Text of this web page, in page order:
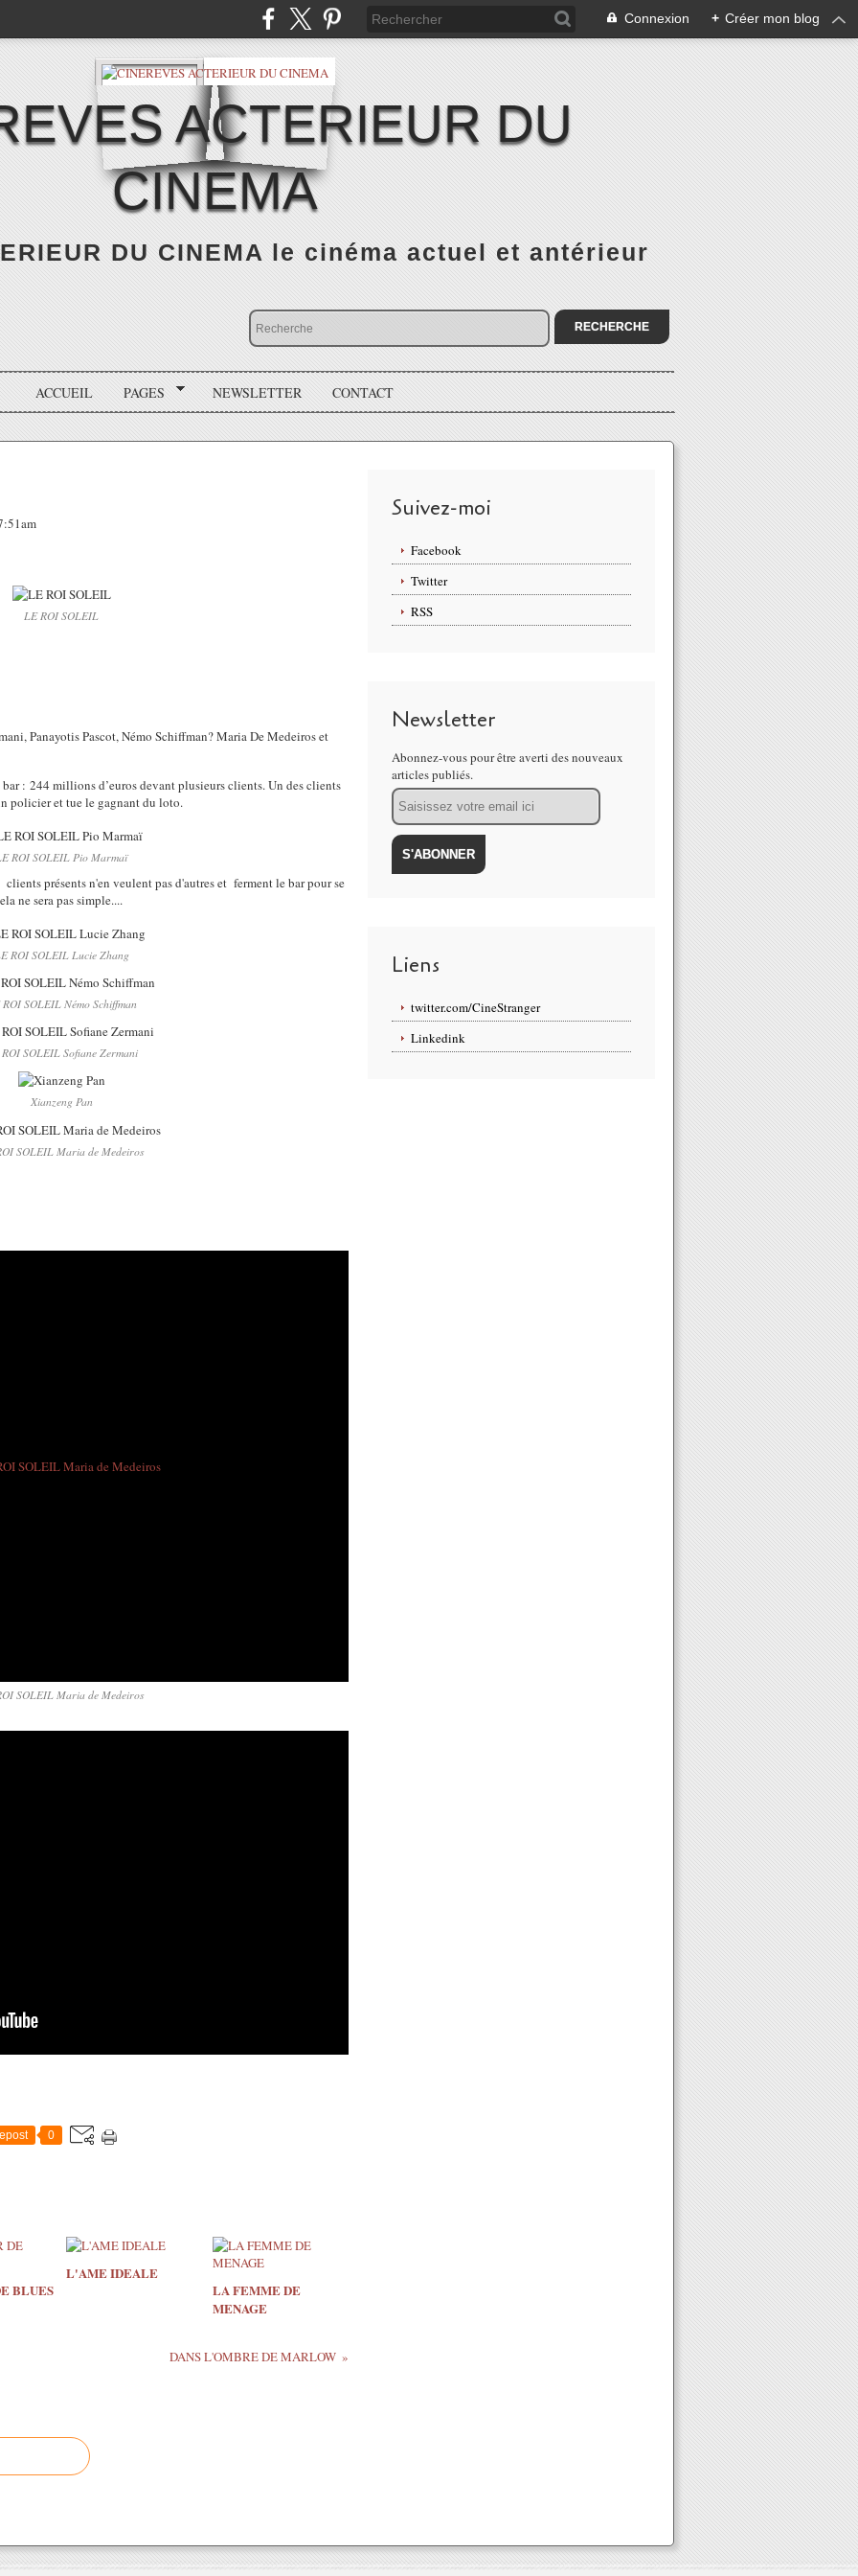
Connexion + Créer mon blog
ACTERIEUR DU
CINEMA
DU CINEMA le cinéma actuel et antérieur
ACCUEIL PAGES NEWSLETTER CONTACT
LE ROI SOLEIL
Panayotis Pascot, Némo Schiffman? Maria De Medeiros et
: 244 millions d’euros devant plusieurs clients. Un des clients
policier et tue le gagnant du loto.
ROI SOLEIL Pio Marmaï
présents n'en veulent pas d'autres et ferment le bar pour se
ne sera pas simple....
ROI SOLEIL Lucie Zhang
SOLEIL Némo Schiffman
SOLEIL Sofiane Zermani
Xianzeng Pan
SOLEIL Maria de Medeiros
SOLEIL Maria de Medeiros
0
BLUES
L'AME IDEALE
LA FEMME DE
MENAGE
DANS L'OMBRE DE MARLOW
Suivez-moi
Facebook
Twitter
RSS
Newsletter
Abonnez-vous pour être averti des nouveaux
articles publiés.
Email
Liens
twitter.com/CineStranger
Linkedink